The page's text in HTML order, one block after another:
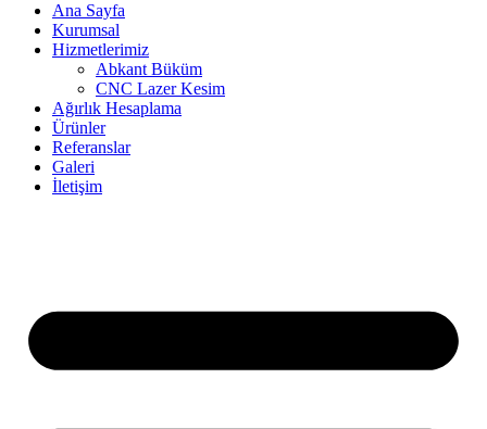
Ana Sayfa
Kurumsal
Hizmetlerimiz
Abkant Büküm
CNC Lazer Kesim
Ağırlık Hesaplama
Ürünler
Referanslar
Galeri
İletişim